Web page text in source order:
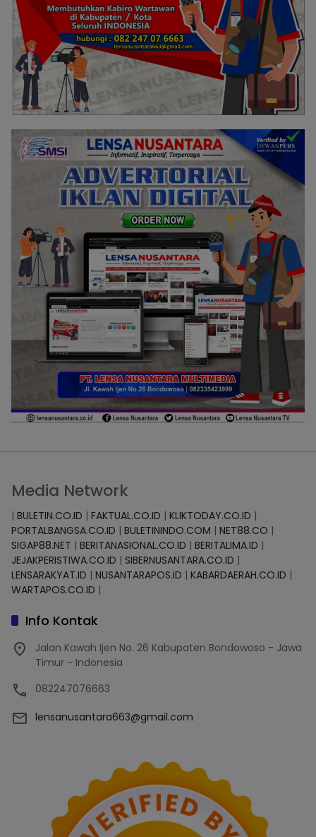
Media Network
| BULETIN.CO.ID | FAKTUAL.CO.ID | KLIKTODAY.CO.ID |
PORTALBANGSA.CO.ID | BULETININDO.COM | NET88.CO |
SIGAP88.NET | BERITANASIONAL.CO.ID | BERITALIMA.ID |
JEJAKPERISTIWA.CO.ID | SIBERNUSANTARA.CO.ID |
LENSARAKYAT.ID | NUSANTARAPOS.ID | KABARDAERAH.CO.ID |
WARTAPOS.CO.ID |
Info Kontak
Jalan Kawah Ijen No. 26 Kabupaten Bondowoso - Jawa
Timur - Indonesia
082247076663
lensanusantara663@gmail.com